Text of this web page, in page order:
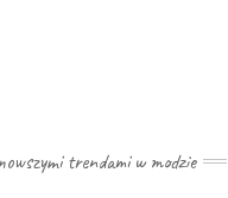
trendami w modzie